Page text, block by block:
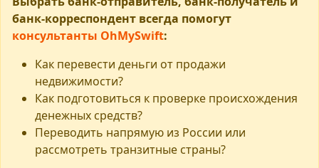
банк-корреспондент всегда помогут
консультанты OhMySwift:
Как перевести деньги от продажи
недвижимости?
Как подготовиться к проверке происхождения
денежных средств?
Переводить напрямую из России или
рассмотреть транзитные страны?